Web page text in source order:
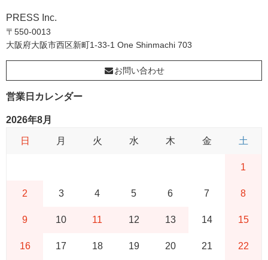
PRESS Inc.
〒550-0013
大阪府大阪市西区新町1-33-1 One Shinmachi 703
お問い合わせ
営業日カレンダー
2026年8月
日 月 火 水 木 金 土
1
2 3 4 5 6 7 8
9 10 11 12 13 14 15
16 17 18 19 20 21 22